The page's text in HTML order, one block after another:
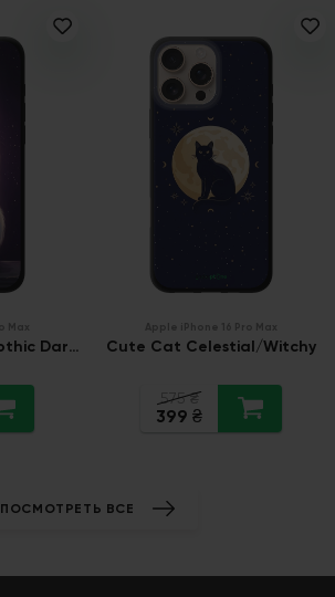
Mystic White Cat Gothic Dark Purple Gold Cute Cat Celestial/Witchy
575 ₴
399 ₴
ПОСМОТРЕТЬ ВСЕ